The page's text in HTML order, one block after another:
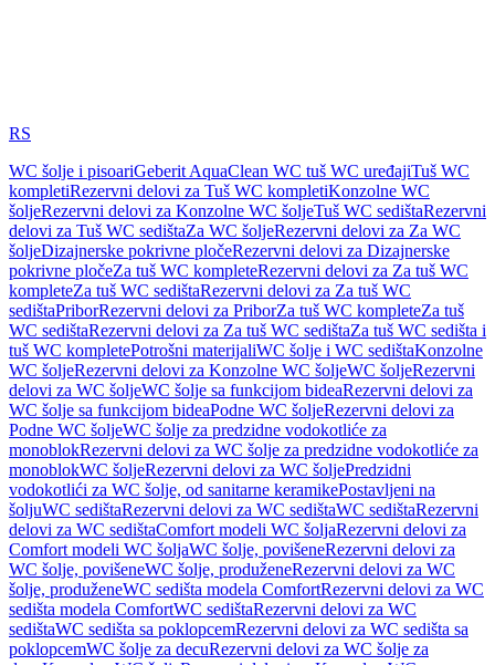
RS
WC šolje i pisoariGeberit AquaClean WC tuš WC uređajiTuš WC
kompletiRezervni delovi za Tuš WC kompletiKonzolne WC
šoljeRezervni delovi za Konzolne WC šoljeTuš WC sedištaRezervni
delovi za Tuš WC sedištaZa WC šoljeRezervni delovi za Za WC
šoljeDizajnerske pokrivne pločeRezervni delovi za Dizajnerske
pokrivne pločeZa tuš WC kompleteRezervni delovi za Za tuš WC
kompleteZa tuš WC sedištaRezervni delovi za Za tuš WC
sedištaPriborRezervni delovi za PriborZa tuš WC kompleteZa tuš
WC sedištaRezervni delovi za Za tuš WC sedištaZa tuš WC sedišta i
tuš WC kompletePotrošni materijaliWC šolje i WC sedištaKonzolne
WC šoljeRezervni delovi za Konzolne WC šoljeWC šoljeRezervni
delovi za WC šoljeWC šolje sa funkcijom bideaRezervni delovi za
WC šolje sa funkcijom bideaPodne WC šoljeRezervni delovi za
Podne WC šoljeWC šolje za predzidne vodokotliće za
monoblokRezervni delovi za WC šolje za predzidne vodokotliće za
monoblokWC šoljeRezervni delovi za WC šoljePredzidni
vodokotlići za WC šolje, od sanitarne keramikePostavljeni na
šoljuWC sedištaRezervni delovi za WC sedištaWC sedištaRezervni
delovi za WC sedištaComfort modeli WC šoljaRezervni delovi za
Comfort modeli WC šoljaWC šolje, povišeneRezervni delovi za
WC šolje, povišeneWC šolje, produženeRezervni delovi za WC
šolje, produženeWC sedišta modela ComfortRezervni delovi za WC
sedišta modela ComfortWC sedištaRezervni delovi za WC
sedištaWC sedišta sa poklopcemRezervni delovi za WC sedišta sa
poklopcemWC šolje za decuRezervni delovi za WC šolje za